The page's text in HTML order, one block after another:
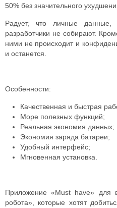
50% без значительного
Радует, что личные
разработчики не собирают.
ними не происходит и
и останется.
Особенности:
Качественная и быстрая
Море полезных функций;
Реальная экономия данных;
Экономия заряда батареи;
Удобный интерфейс;
Мгновенная установка.
Приложение «Must have» для
робота», которые хотят